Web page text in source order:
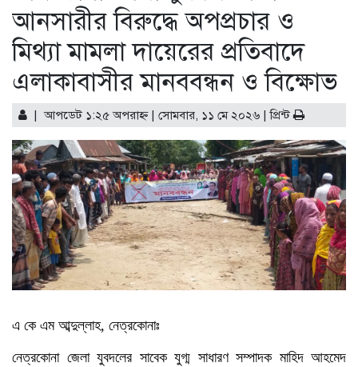
এক নির্মাণাধীন ভবনেই আটকে
আছে নোবিপ্রবির উন্নয়ন
ফেনীতে অপ্রাপ্তবয়স্ক মেয়ের
বিয়ের আয়োজন, বাবাকে
জরিমানা
শাড়ি পরে এলে ফুলমার্ক পাবে’,
খুবির সেই শিক্ষকের আরেক
কাণ্ড
কিস্তি সুরক্ষা কার্ডধারী ৮
শতাধিক পরিবারকে সহায়তা
ওয়ালটন প্লাজার
তিন উপদেষ্টার সঙ্গে জামায়াতের
সেক্রেটারির সাক্ষাৎ
বাগানে পড়েছিল নারীর
গলাকাটা মরদেহ
পু‌লি‌শে বরখাস্ত চলমান প্রক্রিয়া:
স্বরাষ্ট্র উপদেষ্টা
আনসারীর বিরুদ্ধে অপপ্রচার ও
মিথ্যা মামলা দায়েরের প্রতিবাদে
এলাকাবাসীর মানববন্ধন ও বিক্ষোভ
| আপডেট ১:২৫ অপরাহ্ণ | সোমবার, ১১ মে ২০২৬ |প্রিন্ট
এ কে এম আব্দুল্লাহ, নেত্রকোনাঃ
নেত্রকোনা জেলা যুবদলের সাবেক যুগ্ম সাধারণ সম্পাদক মাহিদ আহমেদ